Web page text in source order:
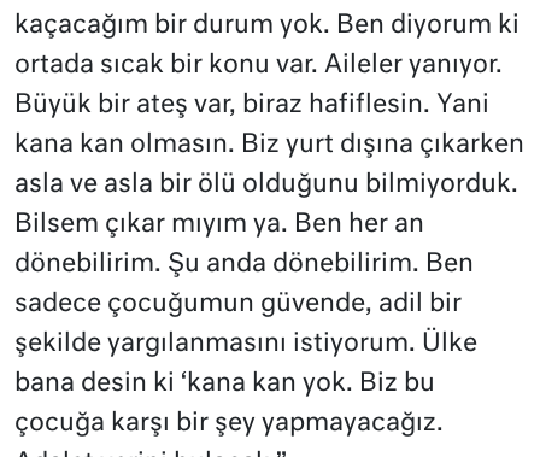
kaçacağım bir durum yok. Ben diyorum ki
ortada sıcak bir konu var. Aileler yanıyor.
Büyük bir ateş var, biraz hafiflesin. Yani
kana kan olmasın. Biz yurt dışına çıkarken
asla ve asla bir ölü olduğunu bilmiyorduk.
Bilsem çıkar mıyım ya. Ben her an
dönebilirim. Şu anda dönebilirim. Ben
sadece çocuğumun güvende, adil bir
şekilde yargılanmasını istiyorum. Ülke
bana desin ki ‘kana kan yok. Biz bu
çocuğa karşı bir şey yapmayacağız.